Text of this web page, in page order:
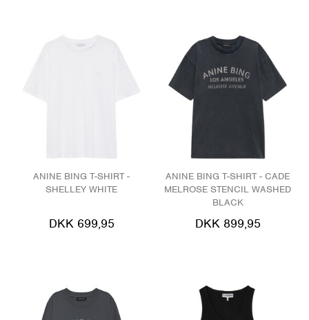
ANINE BING T-SHIRT -
SHELLEY WHITE
DKK 699,95
ANINE BING T-SHIRT - CADE
MELROSE STENCIL WASHED
BLACK
DKK 899,95